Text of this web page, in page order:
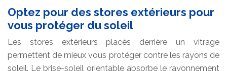
Optez pour des stores extérieurs pour
vous protéger du soleil
Les stores extérieurs placés derrière un vitrage
permettent de mieux vous protéger contre les rayons de
soleil. Le brise-soleil orientable absorbe le rayonnement